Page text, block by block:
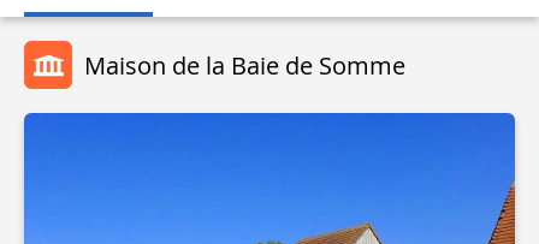
Maison de la Baie de Somme